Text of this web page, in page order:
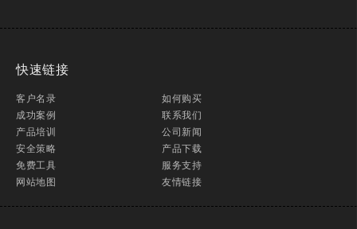
快速链接
客户名录
成功案例
产品培训
安全策略
免费工具
网站地图
如何购买
联系我们
公司新闻
产品下载
服务支持
友情链接